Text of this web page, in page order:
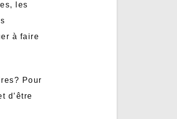
les
à faire
Pour
d’être